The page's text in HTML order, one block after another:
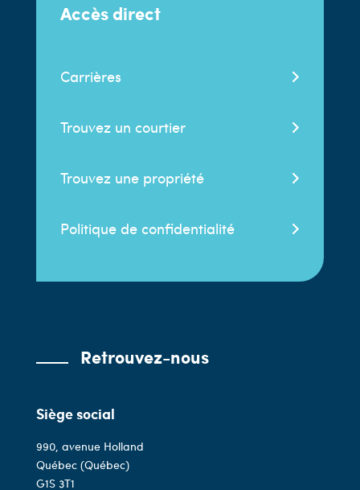
Accès direct
Carrières
Trouvez un courtier
Trouvez une propriété
Politique de confidentialité
Retrouvez-nous
Siège social
990, avenue Holland
Québec (Québec)
G1S 3T1